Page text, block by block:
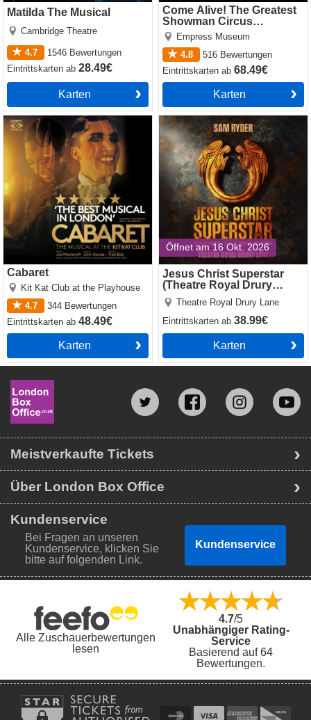
Matilda The Musical
Cambridge Theatre
4.7 1546 Bewertungen
Eintrittskartenab28.49€
Karten
Come Alive! The Greatest
Showman Circus
Spectacular
Empress Museum
4.8
516 Bewertungen
Eintrittskartenab68.49€
Karten
Cabaret
Kit Kat Club at the Playhouse
4.7
344 Bewertungen
Eintrittskartenab48.49€
Karten
Cabaret
Öffnet am 16 Okt. 2026
Jesus Christ Superstar
(Theatre Royal Drury
Lane)
Theatre Royal Drury Lane
Eintrittskartenab38.99€
Karten
Jesus Christ Superstar
(Theatre Royal Drury Lane)
Meistverkaufte Tickets
Über London Box Office
Kundenservice
Bei Fragen an unseren
Kundenservice, klicken Sie
bitte auf folgenden Link.
Kundenservice
Alle Zuschauerbewertungen
lesen
4.7/5
Unabhängiger Rating-
Service
Basierend auf 64
Bewertungen.